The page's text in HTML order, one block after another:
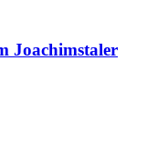
Joachimstaler